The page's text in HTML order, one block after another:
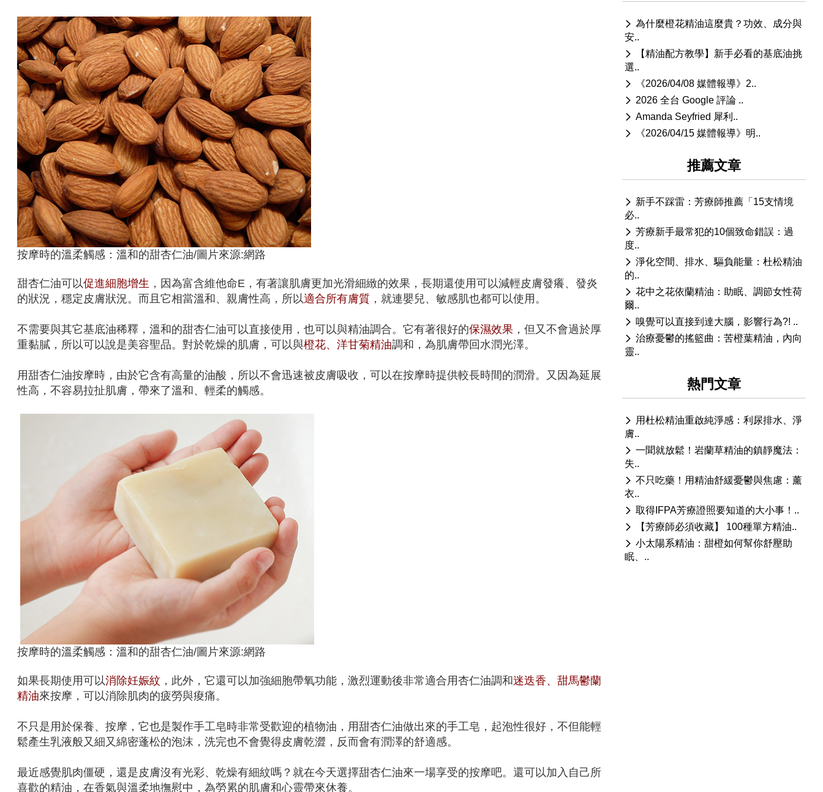
按摩時的溫柔觸感：溫和的甜杏仁油/圖片來源:網路
甜杏仁油可以促進細胞增生 ，因為富含維他命E，有著讓肌膚更加光滑細緻的效果，長期還使用可以減輕皮膚發癢、發炎
的狀況，穩定皮膚狀況。而且它相當溫和、親膚性高，所以適合所有膚質 ，就連嬰兒、敏感肌也都可以使用。
不需要與其它基底油稀釋，溫和的甜杏仁油可以直接使用，也可以與精油調合。它有著很好的保濕效果 ，但又不會過於厚
重黏膩，所以可以說是美容聖品。對於乾燥的肌膚，可以與橙花、洋甘菊精油調和，為肌膚帶回水潤光澤。
用甜杏仁油按摩時，由於它含有高量的油酸，所以不會迅速被皮膚吸收，可以在按摩時提供較長時間的潤滑。又因為延展
性高，不容易拉扯肌膚，帶來了溫和、輕柔的觸感。
按摩時的溫柔觸感：溫和的甜杏仁油/圖片來源:網路
如果長期使用可以消除妊娠紋 ，此外，它還可以加強細胞帶氧功能，激烈運動後非常適合用杏仁油調和迷迭香、甜馬鬱蘭
精油來按摩，可以消除肌肉的疲勞與痠痛。
不只是用於保養、按摩，它也是製作手工皂時非常受歡迎的植物油，用甜杏仁油做出來的手工皂，起泡性很好，不但能輕
鬆產生乳液般又細又綿密蓬松的泡沫，洗完也不會覺得皮膚乾澀，反而會有潤澤的舒適感。
最近感覺肌肉僵硬，還是皮膚沒有光彩、乾燥有細紋嗎？就在今天選擇甜杏仁油來一場享受的按摩吧。還可以加入自己所
喜歡的精油，在香氣與溫柔地撫慰中，為勞累的肌膚和心靈帶來休養。
為什麼橙花精油這麼貴？功效、成分與
安..
【精油配方教學】新手必看的基底油挑
選..
《2026/04/08 媒體報導》2..
2026 全台 Google 評論 ..
Amanda Seyfried 犀利..
《2026/04/15 媒體報導》明..
推薦文章
新手不踩雷：芳療師推薦「15支情境
必..
芳療新手最常犯的10個致命錯誤：過
度..
淨化空間、排水、驅負能量：杜松精油
的..
花中之花依蘭精油：助眠、調節女性荷
爾..
嗅覺可以直接到達大腦，影響行為?! ..
治療憂鬱的搖籃曲：苦橙葉精油，內向
靈..
熱門文章
用杜松精油重啟純淨感：利尿排水、淨
膚..
一聞就放鬆！岩蘭草精油的鎮靜魔法：
失..
不只吃藥！用精油舒緩憂鬱與焦慮：薰
衣..
取得IFPA芳療證照要知道的大小事！..
【芳療師必須收藏】 100種單方精油..
小太陽系精油：甜橙如何幫你舒壓助
眠、..